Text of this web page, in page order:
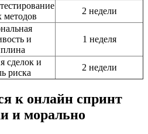
методов
2 недели
и
1 неделя
сделок и
риска
2 недели
к онлайн спринт
и морально